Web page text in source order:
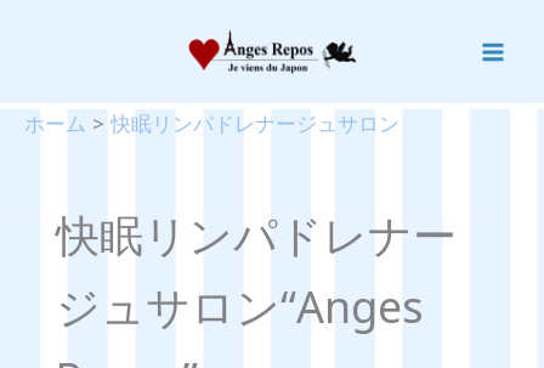
ス ホーム 快眠リンパドレナージュサロン
快眠リンパドレナー
ジュサロン“Anges